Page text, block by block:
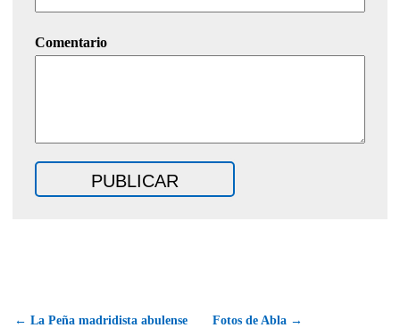
Comentario
← La Peña madridista abulense
Fotos de Abla →